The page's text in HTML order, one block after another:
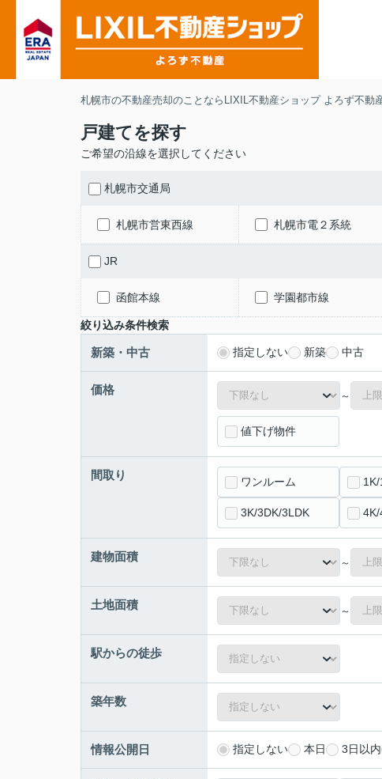
札幌市の不動産売却のことならLIXIL不動産ショップ よろず不動
戸建てを探す
ご希望の沿線を選択してください
札幌市交通局
札幌市営東西線 札幌市電２系統
JR
函館本線 学園都市線
絞り込み条件検索
新築・中古 指定しない 新築 中古
価格 ～
値下げ物件
間取り ワンルーム
3K/3DK/3LDK 4K/
建物面積 ～
土地面積 ～
駅からの徒歩
築年数
情報公開日 指定しない 本日 3日以内